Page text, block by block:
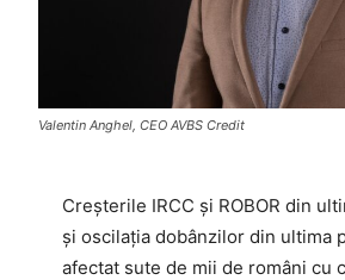
Valentin Anghel, CEO AVBS Credit
Creșterile IRCC și ROBOR din
și oscilația dobânzilor din ultima
afectat sute de mii de români cu